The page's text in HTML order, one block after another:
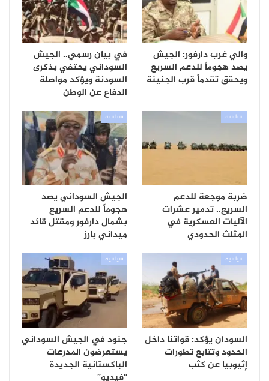
والي غرب دارفور: الجيش
يصد هجوماً للدعم السريع
ويحقق تقدماً قرب الجنينة
في بيان رسمي.. الجيش
السوداني يحتفي بذكرى
السودنة ويؤكد مواصلة
الدفاع عن الوطن
سياسية
ضربة موجعة للدعم
السريع.. تدمير عشرات
الآليات العسكرية في
المثلث الحدودي
سياسية
الجيش السوداني يصد
هجوماً للدعم السريع
بشمال دارفور ومقتل قائد
ميداني بارز
سياسية
السودان يؤكد: قواتنا داخل
الحدود وتتابع تطورات
إثيوبيا عن كثب
سياسية
جنود في الجيش السوداني
يستعرضون المدرعات
الباكستانية الجديدة
“فيديو”